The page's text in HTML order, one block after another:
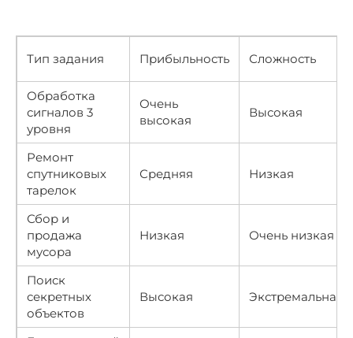
Тип задания Прибыльность Сложность
Обработка
сигналов 3
уровня
Очень
высокая
Высокая
Ремонт
спутниковых
тарелок
Средняя Низкая
Сбор и
продажа
мусора
Низкая Очень низкая
Поиск
секретных
объектов
Высокая Экстремальная